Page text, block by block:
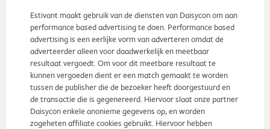
Estivant maakt gebruik van de diensten van Daisycon om aan
performance based advertising te doen. Performance based
advertising is een eerlijke vorm van adverteren omdat de
adverteerder alleen voor daadwerkelijk en meetbaar
resultaat vergoedt. Om voor dit meetbare resultaat te
kunnen vergoeden dient er een match gemaakt te worden
tussen de publisher die de bezoeker heeft doorgestuurd en
de transactie die is gegenereerd. Hiervoor slaat onze partner
Daisycon enkele anonieme gegevens op, en worden
zogeheten affiliate cookies gebruikt. Hiervoor hebben